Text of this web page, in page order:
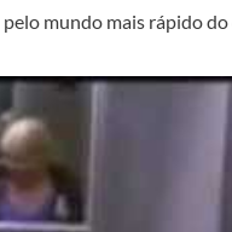
mundo mais rápido